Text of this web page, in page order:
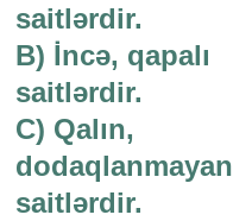
saitlərdir.
B) İncə, qapalı
saitlərdir.
C) Qalın,
dodaqlanmayan
saitlərdir.